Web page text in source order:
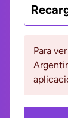
Para